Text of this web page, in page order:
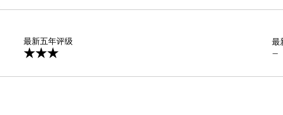
最新五年评级
3星
最
—